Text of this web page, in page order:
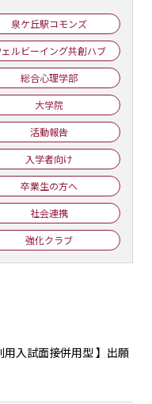
泉ケ丘駅コモンズ
ェルビーイング共創ハブ
総合心理学部
大学院
活動報告
入学者向け
卒業生の方へ
社会連携
強化クラブ
用入試面接併用型 】出願